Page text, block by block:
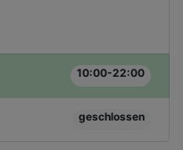
10:00-22:00
geschlossen